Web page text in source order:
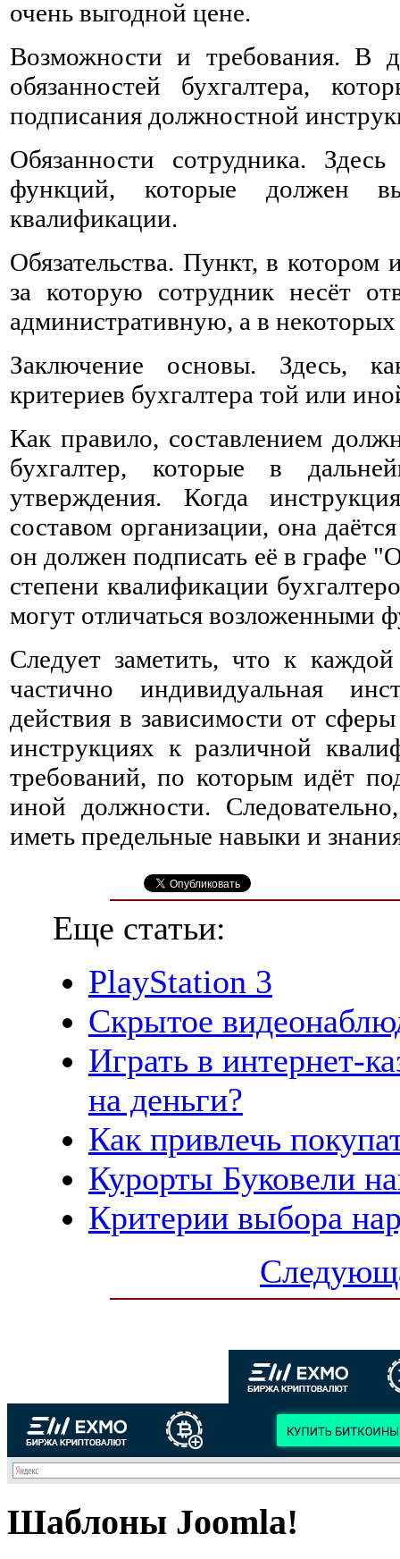
очень выгодной цене.
Возможности и требования. В
обязанностей бухгалтера,
подписания должностной
Обязанности сотрудника.
функций, которые должен
квалификации.
Обязательства. Пункт, в
за которую сотрудник несёт
административную, а в
Заключение основы. Здесь,
критериев бухгалтера той или
Как правило, составлением
бухгалтер, которые в
утверждения. Когда
составом организации, она
он должен подписать её в графе
степени квалификации
могут отличаться возложенными
Следует заметить, что к каждой
частично индивидуальная
действия в зависимости от
инструкциях к различной
требований, по которым идёт
иной должности.
иметь предельные навыки и
Еще статьи:
PlayStation 3
Скрытое
Играть в интернет-
на деньги?
Как привлечь
Курорты Буковели
Критерии выбора
Шаблоны Joomla!